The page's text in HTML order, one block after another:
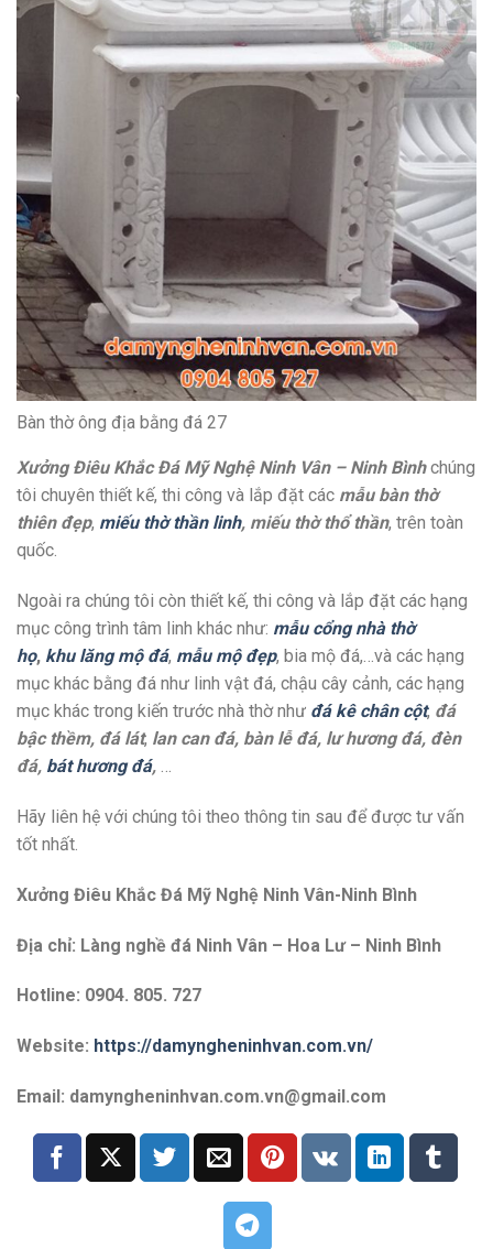
Bàn thờ ông địa bằng đá 27
Xưởng Điêu Khắc Đá Mỹ Nghệ Ninh Vân – Ninh Bìnhchúng
tôi chuyên thiết kế, thi công và lắp đặt các mẫu bàn thờ
thiên đẹp, miếu thờ thần linh, miếu thờ thổ thần, trên toàn
quốc.
Ngoài ra chúng tôi còn thiết kế, thi công và lắp đặt các hạng
mục công trình tâm linh khác như: mẫu cổng nhà thờ
họ, khu lăng mộ đá, mẫu mộ đẹp, bia mộ đá,…và các hạng
mục khác bằng đá như linh vật đá, chậu cây cảnh, các hạng
mục khác trong kiến trước nhà thờ như đá kê chân cột, đá
bậc thềm, đá lát, lan can đá, bàn lễ đá, lư hương đá, đèn
đá, bát hương đá, …
Hãy liên hệ với chúng tôi theo thông tin sau để được tư vấn
tốt nhất.
Xưởng Điêu Khắc Đá Mỹ Nghệ Ninh Vân-Ninh Bình
Địa chỉ: Làng nghề đá Ninh Vân – Hoa Lư – Ninh Bình
Hotline: 0904. 805. 727
Website: https://damyngheninhvan.com.vn/
Email: damyngheninhvan.com.vn@gmail.com